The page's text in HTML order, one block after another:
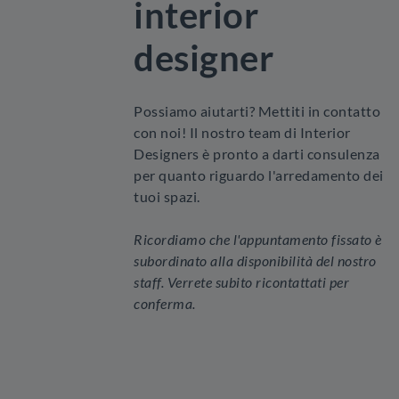
interior
designer
Possiamo aiutarti? Mettiti in contatto
con noi! Il nostro team di Interior
Designers è pronto a darti consulenza
per quanto riguardo l'arredamento dei
tuoi spazi.
Ricordiamo che l'appuntamento fissato è
subordinato alla disponibilità del nostro
staff. Verrete subito ricontattati per
conferma.